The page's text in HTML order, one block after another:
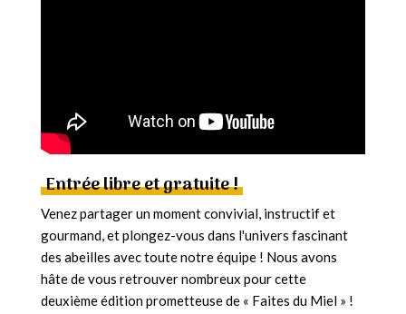
Entrée libre et gratuite !
Venez partager un moment convivial, instructif et
gourmand, et plongez-vous dans l'univers fascinant
des abeilles avec toute notre équipe ! Nous avons
hâte de vous retrouver nombreux pour cette
deuxième édition prometteuse de « Faites du Miel » !